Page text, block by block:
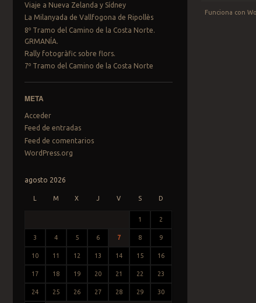
Viaje a Nueva Zelanda y Sídney
La Milanyada de Vallfogona de Ripollès
8º Tramo del Camino de la Costa Norte.
GRMANÍA.
Rally fotogràfic sobre flors.
7º Tramo del Camino de la Costa Norte
META
Acceder
Feed de entradas
Feed de comentarios
WordPress.org
agosto 2026
M X J V S D
1 2
3 4 5 6 7 8 9
10 11 12 13 14 15 16
17 18 19 20 21 22 23
24 25 26 27 28 29 30
Funciona con